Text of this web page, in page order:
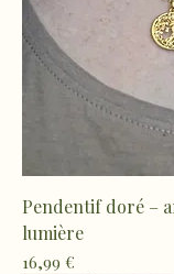
Pendentif doré –
lumière
Prix
16,99 €